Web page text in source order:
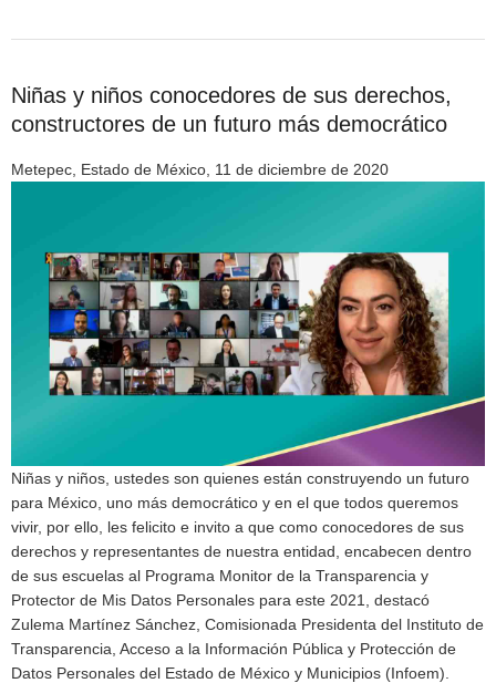
Niñas y niños conocedores de sus derechos,
constructores de un futuro más democrático
Metepec, Estado de México, 11 de diciembre de 2020
Niñas y niños, ustedes son quienes están construyendo un futuro
para México, uno más democrático y en el que todos queremos
vivir, por ello, les felicito e invito a que como conocedores de sus
derechos y representantes de nuestra entidad, encabecen dentro
de sus escuelas al Programa Monitor de la Transparencia y
Protector de Mis Datos Personales para este 2021, destacó
Zulema Martínez Sánchez, Comisionada Presidenta del Instituto de
Transparencia, Acceso a la Información Pública y Protección de
Datos Personales del Estado de México y Municipios (Infoem).